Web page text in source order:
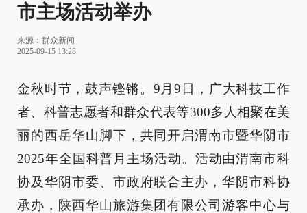
市主场活动举办
来源： 群众新闻
2025-09-15 13:28
金秋时节，鼓声铿锵。9月9日，广大科技工作
者、科普志愿者和群众代表等300多人相聚在美
丽的西岳华山脚下，共同开启渭南市暨华阴市
2025年全国科普月主场活动。活动由渭南市科
协及华阴市委、市政府联合主办，华阴市科协
承办，陕西华山旅游集团有限公司游客中心与